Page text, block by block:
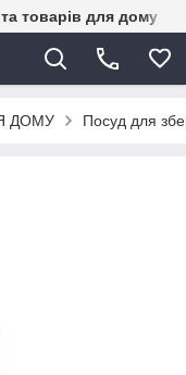
товарів для дому
ДОМУ Посуд для